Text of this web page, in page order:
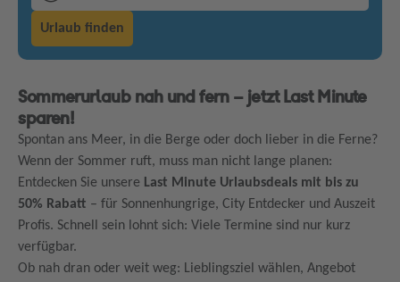
Urlaub finden
Sommerurlaub nah und fern – jetzt Last Minute
sparen!
Spontan ans Meer, in die Berge oder doch lieber in die Ferne?
Wenn der Sommer ruft, muss man nicht lange planen:
Entdecken Sie unsere Last Minute Urlaubsdeals mit bis zu
50% Rabatt – für Sonnenhungrige, City Entdecker und Auszeit
Profis. Schnell sein lohnt sich: Viele Termine sind nur kurz
verfügbar.
Ob nah dran oder weit weg: Lieblingsziel wählen, Angebot